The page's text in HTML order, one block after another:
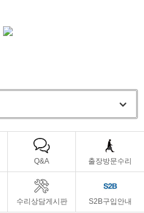
Q&A 출장방문수리
수리상담게시판 S2B구입안내